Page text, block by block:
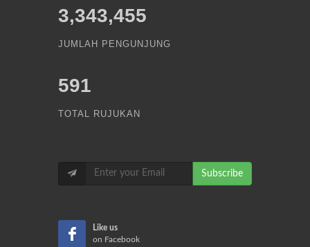
3,343,455
JUMLAH PENGUNJUNG
591
TOTAL RUJUKAN
Subscribe
Like us
on Facebook